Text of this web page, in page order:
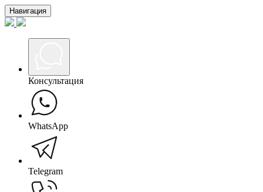
Навигация
Консультация
WhatsApp
Telegram